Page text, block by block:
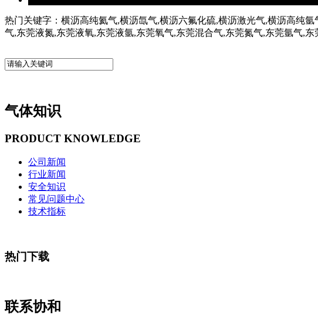
热门关键字：横沥高纯氦气,横沥氙气,横沥六氟化硫,横沥激光气,横沥高纯
气,东莞液氮,东莞液氧,东莞液氩,东莞氧气,东莞混合气,东莞氮气,东莞氩气,东
气体知识
PRODUCT KNOWLEDGE
公司新闻
行业新闻
安全知识
常见问题中心
技术指标
热门下载
联系协和